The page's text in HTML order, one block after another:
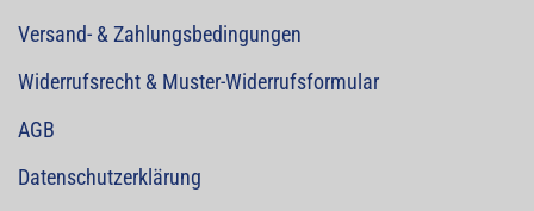
Versand- & Zahlungsbedingungen
Widerrufsrecht & Muster-Widerrufsformular
AGB
Datenschutzerklärung